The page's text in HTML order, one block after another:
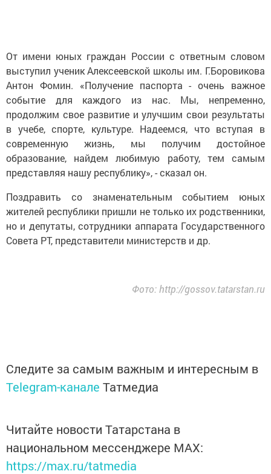
От имени юных граждан России с ответным словом
выступил ученик Алексеевской школы им. Г.Боровикова
Антон Фомин. «Получение паспорта - очень важное
событие для каждого из нас. Мы, непременно,
продолжим свое развитие и улучшим свои результаты
в учебе, спорте, культуре. Надеемся, что вступая в
современную жизнь, мы получим достойное
образование, найдем любимую работу, тем самым
представляя нашу республику», - сказал он.
Поздравить со знаменательным событием юных
жителей республики пришли не только их родственники,
но и депутаты, сотрудники аппарата Государственного
Совета РТ, представители министерств и др.
Фото: http://gossov.tatarstan.ru
Следите за самым важным и интересным в
Telegram-канале Татмедиа
Читайте новости Татарстана в
национальном мессенджере MАХ:
https://max.ru/tatmedia